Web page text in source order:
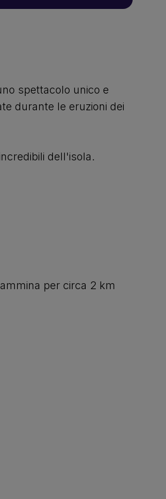
spettacolo unico e
durante le eruzioni dei
dell'isola.
per circa 2 km